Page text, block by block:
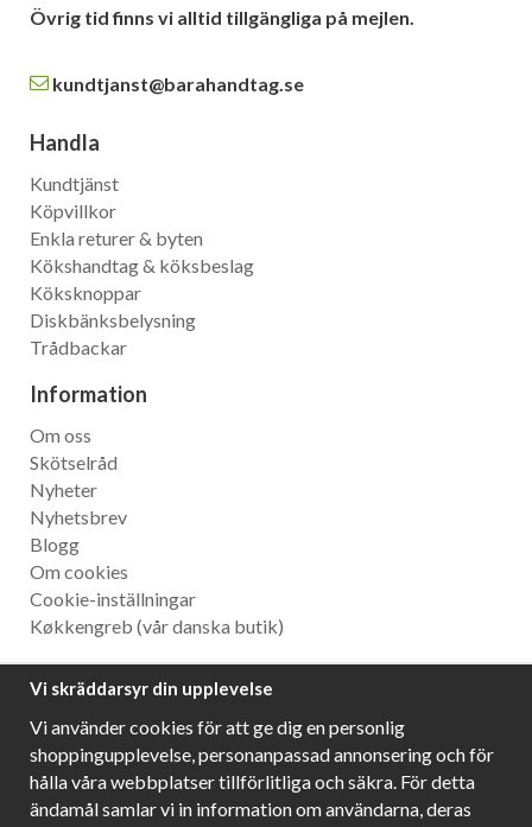
Övrig tid finns vi alltid tillgängliga på mejlen.
kundtjanst@barahandtag.se
Handla
Kundtjänst
Köpvillkor
Enkla returer & byten
Kökshandtag & köksbeslag
Köksknoppar
Diskbänksbelysning
Trådbackar
Information
Om oss
Skötselråd
Nyheter
Nyhetsbrev
Blogg
Om cookies
Cookie-inställningar
Køkkengreb (vår danska butik)
Nyhetsbrev
produktnyheter!
Vi skräddarsyr din upplevelse
Vi använder cookies för att ge dig en personlig
shoppingupplevelse, personanpassad annonsering och för
hålla våra webbplatser tillförlitliga och säkra. För detta
ändamål samlar vi in information om användarna, deras